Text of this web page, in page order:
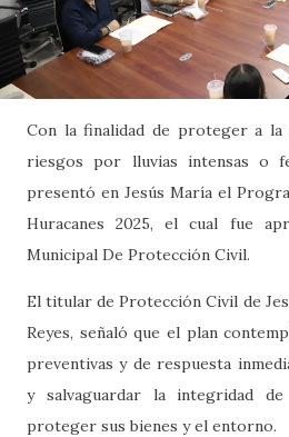
Con la finalidad de proteger a la
riesgos por lluvias intensas o
presentó en Jesús María el
Huracanes 2025, el cual fue
Municipal De Protección Civil.
El titular de Protección Civil de
Reyes, señaló que el plan
preventivas y de respuesta
y salvaguardar la integridad
proteger sus bienes y el entorno.